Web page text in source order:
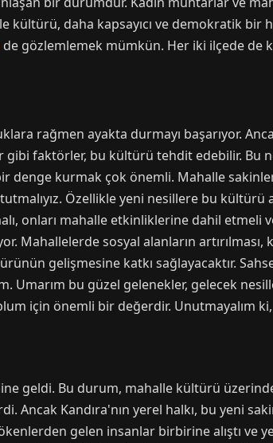
kültürü, daha kapsayıcı ve demokratik bir
de gözlemlemek mümkün. Her iki ilçede de
rağmen ayakta durmayı başarıyor.
faktörler, bu kültürü tehdit edebilir. Bu
denge kurmak çok önemli. Mahalle
Özellikle yeni nesillere bu kültürü
onları mahalle etkinliklerine dahil etmeli
Mahallelerde sosyal alanların
gelişmesine katkı sağlayacaktır.
bu güzel gelenekler, gelecek
için önemli bir değerdir. Unutmayalım
geldi. Bu durum, mahalle kültürü
Ancak Kandıra'nın yerel halkı, bu yeni
gelen insanlar birbirine alıştı ve